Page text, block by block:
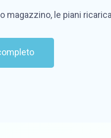
le piani